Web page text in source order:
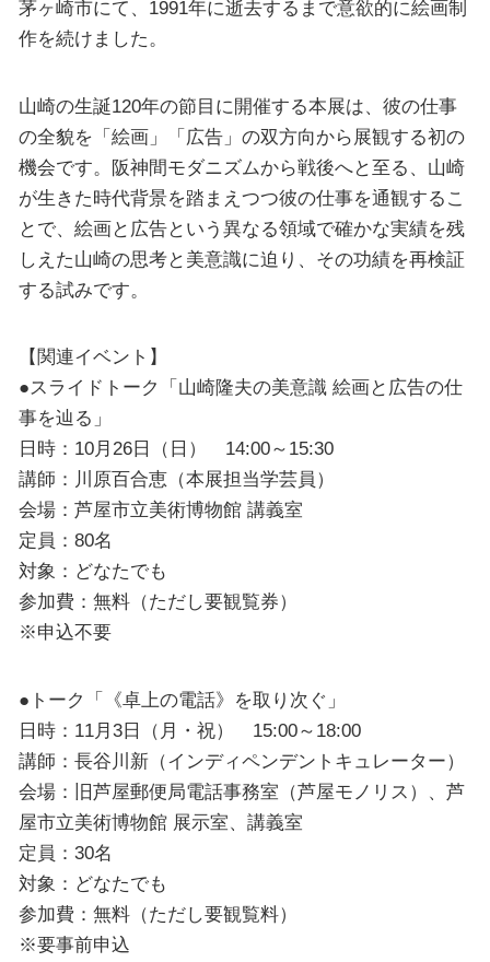
茅ヶ崎市にて、1991年に逝去するまで意欲的に絵画制
作を続けました。
山崎の生誕120年の節目に開催する本展は、彼の仕事
の全貌を「絵画」「広告」の双方向から展観する初の
機会です。阪神間モダニズムから戦後へと至る、山崎
が生きた時代背景を踏まえつつ彼の仕事を通観するこ
とで、絵画と広告という異なる領域で確かな実績を残
しえた山崎の思考と美意識に迫り、その功績を再検証
する試みです。
【関連イベント】
●スライドトーク「山崎隆夫の美意識 絵画と広告の仕
事を辿る」
日時：10月26日（日） 14:00～15:30
講師：川原百合恵（本展担当学芸員）
会場：芦屋市立美術博物館 講義室
定員：80名
対象：どなたでも
参加費：無料（ただし要観覧券）
※申込不要
●トーク「《卓上の電話》を取り次ぐ」
日時：11月3日（月・祝） 15:00～18:00
講師：長谷川新（インディペンデントキュレーター）
会場：旧芦屋郵便局電話事務室（芦屋モノリス）、芦
屋市立美術博物館 展示室、講義室
定員：30名
対象：どなたでも
参加費：無料（ただし要観覧料）
※要事前申込